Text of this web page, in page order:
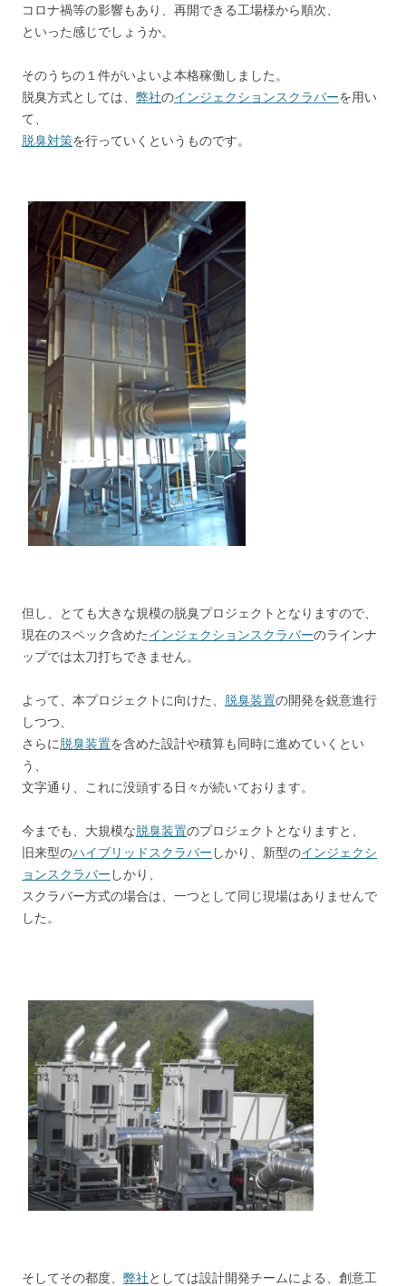
コロナ禍等の影響もあり、再開できる工場様から順次、
といった感じでしょうか。
そのうちの１件がいよいよ本格稼働しました。
脱臭方式としては、 弊社のインジェクションスクラバーを用い
て、
脱臭対策を行っていくというものです。
但し、とても大きな規模の脱臭プロジェクトとなりますので、
現在のスペック含めたインジェクションスクラバーのラインナ
ップでは太刀打ちできません。
よって、本プロジェクトに向けた、 脱臭装置の開発を鋭意進行
しつつ、
さらに脱臭装置を含めた設計や積算も同時に進めていくとい
う、
文字通り、これに没頭する日々が続いております。
今までも、大規模な脱臭装置のプロジェクトとなりますと、
旧来型のハイブリッドスクラバー しかり、新型のインジェクシ
ョンスクラバー しかり、
スクラバー方式の場合は、一つとして同じ現場はありませんで
した。
そしてその都度、 弊社としては設計開発チームによる、創意工